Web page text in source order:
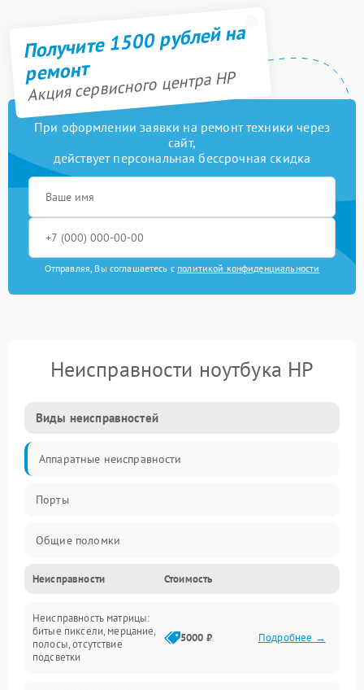
Получите 1500 рублей на
ремонт
Акция сервисного центра HP
При оформлении заявки на ремонт техники через
сайт,
действует персональная бессрочная скидка
Отправляя, Вы соглашаетесь с политикой конфиденциальности
Неисправности ноутбука HP
Виды неисправностей
Аппаратные неисправности
Порты
Общие поломки
Устройства
Программные ошибки
Электрические и системные сбои
Неисправности Стоимость
Неисправность матрицы:
битые пиксели, мерцание,
полосы, отсутствие
подсветки
5000 ₽ Подробнее →